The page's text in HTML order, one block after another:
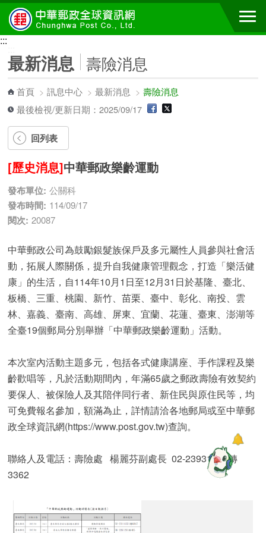
跳到主要內容區塊
:::
最新消息 壽險消息
首頁 >訊息中心 >最新消息 >壽險消息
最後檢視/更新日期：2025/09/17
回列表
[歷史消息]中華郵政樂齡運動
發布單位: 公關科
發布時間: 114/09/17
閱次: 20087
中華郵政公司為鼓勵銀髮族保戶及多元屬性人員參與社會活
動，拓展人際關係，提升自我健康管理觀念，打造「樂活健
康」的生活，自114年10月1日至12月31日於基隆、臺北、
板橋、三重、桃園、新竹、苗栗、臺中、彰化、南投、雲
林、嘉義、臺南、高雄、屏東、宜蘭、花蓮、臺東、澎湖等
全臺19個郵局分別舉辦「中華郵政樂齡運動」活動。
本次室內活動主題多元，包括各式健康講座、手作課程及樂
齡歡唱等，凡於活動期間內，年滿65歲之郵政壽險有效契約
要保人、被保險人及其陪伴同行者、新住民與原住民等，均
可免費報名參加，額滿為止，詳情請洽各地郵局或至中華郵
政全球資訊網(https://www.post.gov.tw)查詢。
聯絡人及電話：壽險處 楊麗芬副處長 02-23931261轉
3362